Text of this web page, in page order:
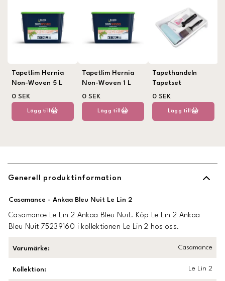
Tapetlim Hernia
Non-Woven 5 L
0 SEK
Lägg till
Tapetlim Hernia
Non-Woven 1 L
0 SEK
Lägg till
Tapethandeln
Tapetset
0 SEK
Lägg till
Generell produktinformation
Casamance - Ankaa Bleu Nuit Le Lin 2
Casamance Le Lin 2 Ankaa Bleu Nuit. Köp Le Lin 2 Ankaa
Bleu Nuit 75239160 i kollektionen Le Lin 2 hos oss.
Varumärke: Casamance
Kollektion: Le Lin 2